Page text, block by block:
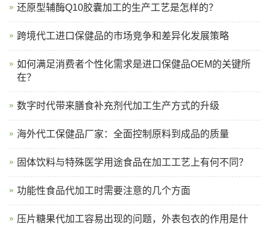
还原型辅酶Q10胶囊加工的生产工艺是怎样的？
跨境代工进口保健品的市场竞争和差异化发展策略
如何满足消费者个性化需求是进口保健品OEM的关键所
在？
数字时代带来膳食补充剂代加工生产方式的升级
海外代工保健品厂家：全面控制原料到成品的质量
固体饮料与特殊医学用途食品在加工工艺上有何不同？
功能性食品代加工时需要注意的几个方面
压片糖果代加工容易出现的问题，外表包衣的作用是什